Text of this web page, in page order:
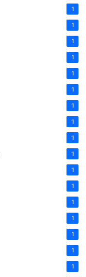
1
1
1
1
1
1
1
1
1
1
1
1
1
1
1
1
1